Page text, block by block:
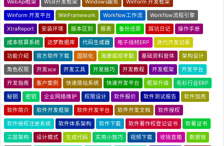
WebApi框架 WEB开发框架 Windows服务 Winform 开发框架
Winform 开发平台 WinFramework Workflow工作流 Workflow流程引擎
XtraReport 安装环境 版本区别 报表 备份还原 踩坑日记 操作手册
成本核算系统 达梦数据库 代码生成器 电子线材ERP 迭代开发记录
功能介绍 官方软件下载 国际化 海康威视考勤 基础资料窗体 架构设计
角色权限 开发sce 开发工具 开发技巧 开发教程 开发框架 开发平台
开发指南 客户案例 快速搭站系统 快速开发平台 框架升级 毛衫行业ERP
秘钥 密钥 企业网络维护 权限设计 软件报价 软件测试报告 软件加壳
软件简介 软件开发框架 软件开发平台 软件开发文档 软件授权
软件授权注册系统 软件体系架构 软件下载 软件著作权登记证书 软著证书
三层架构 设计模式 生成代码 实用小技巧 视频下载 收钱音箱 数据锁